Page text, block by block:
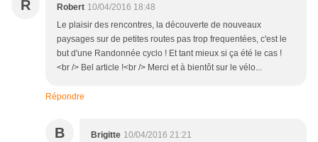
R Robert 10/04/2016 18:48
Le plaisir des rencontres, la découverte de nouveaux
paysages sur de petites routes pas trop frequentées, c'est le
but d'une Randonnée cyclo ! Et tant mieux si ça été le cas !
<br /> Bel article !<br /> Merci et à bientôt sur le vélo...
Répondre
B Brigitte 10/04/2016 21:21